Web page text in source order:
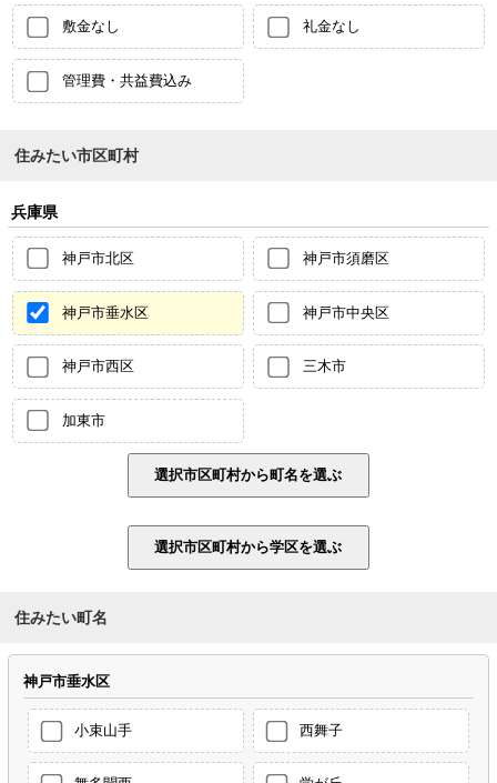
敷金なし 礼金なし
管理費・共益費込み
住みたい市区町村
兵庫県
神戸市北区 神戸市須磨区
神戸市垂水区 神戸市中央区
神戸市西区 三木市
加東市
住みたい町名
神戸市垂水区
小束山手 西舞子